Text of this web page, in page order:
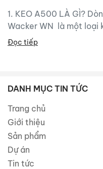
1. KEO A500 LÀ GÌ?
Wacker WN là một loại
chuyên dùng để trám
Đọc tiếp
DANH MỤC TIN TỨC
Trang chủ
Giới thiệu
Sản phẩm
Dự án
Tin tức